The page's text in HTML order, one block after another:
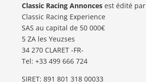
Classic Racing Annoncesest édité par
Classic Racing Experience
SAS au capital de 50 000€
5 ZA les Yeuzses
34 270 CLARET -FR-
Tel: ‭+33 499 666 724‬
SIRET: 891 801 318 00033